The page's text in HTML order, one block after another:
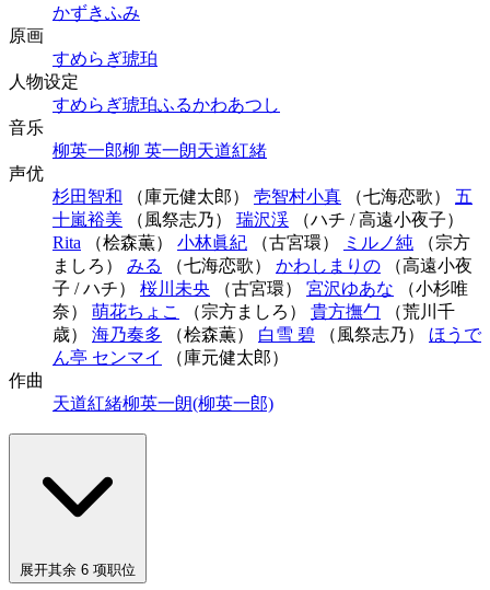
かずきふみ
原画
すめらぎ琥珀
人物设定
すめらぎ琥珀ふるかわあつし
音乐
柳英一郎柳 英一朗天道紅緒
声优
杉田智和 （庫元健太郎） 壱智村小真 （七海恋歌） 五
十嵐裕美 （風祭志乃） 瑞沢渓 （ハチ / 高遠小夜子）
Rita （桧森薫） 小林眞紀 （古宮環） ミルノ純 （宗方
ましろ） みる （七海恋歌） かわしまりの （高遠小夜
子 / ハチ） 桜川未央 （古宮環） 宮沢ゆあな （小杉唯
奈） 萌花ちょこ （宗方ましろ） 貴方撫勹 （荒川千
歳） 海乃奏多 （桧森薫） 白雪 碧 （風祭志乃） ほうで
ん亭 センマイ
（庫元健太郎）
作曲
天道紅緒柳英一朗(柳英一郎)
展开其余 6 项职位